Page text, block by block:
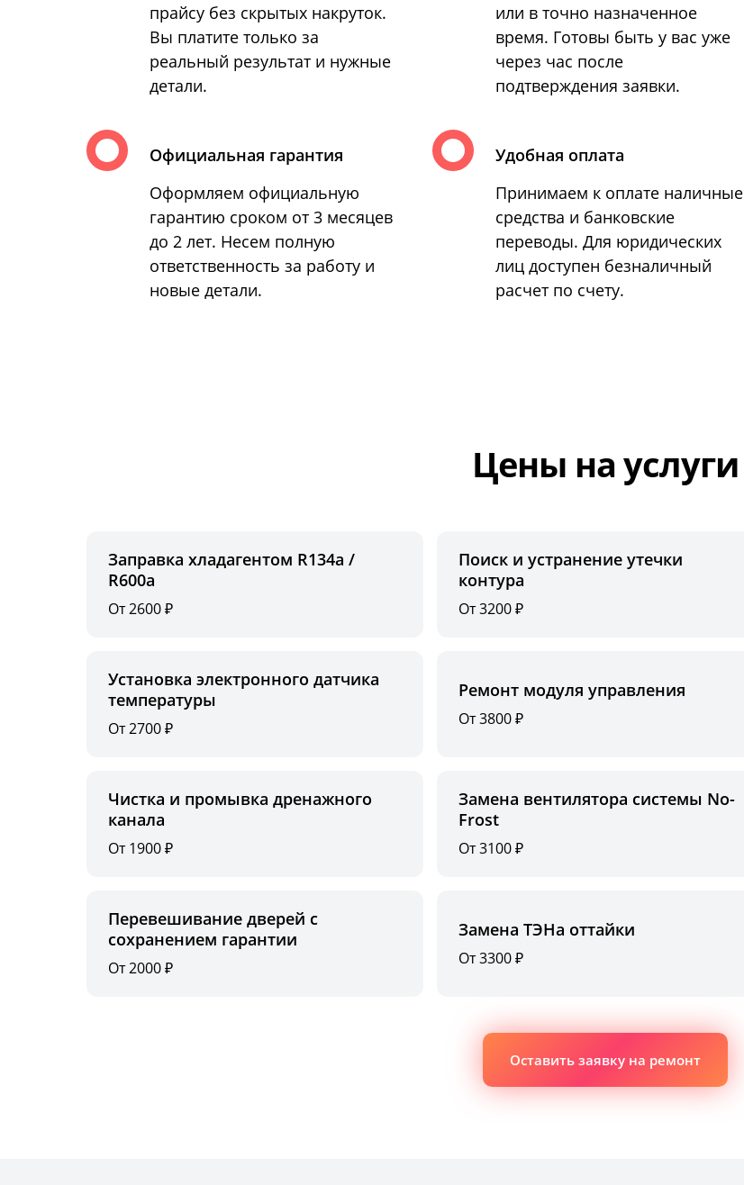
прайсу без скрытых накруток.
Вы платите только за
реальный результат и нужные
детали.
или в точно назначенное
время. Готовы быть у вас уже
через час после
подтверждения заявки.
Официальная гарантия
Оформляем официальную
гарантию сроком от 3 месяцев
до 2 лет. Несем полную
ответственность за работу и
новые детали.
Удобная оплата
Принимаем к оплате наличные
средства и банковские
переводы. Для юридических
лиц доступен безналичный
расчет по счету.
Цены на услуги
Заправка хладагентом R134a /
R600a
От 2600 ₽
Поиск и устранение утечки
контура
От 3200 ₽
Установка электронного датчика
температуры
От 2700 ₽
Ремонт модуля управления
От 3800 ₽
Чистка и промывка дренажного
канала
От 1900 ₽
Замена вентилятора системы No-
Frost
От 3100 ₽
Перевешивание дверей с
сохранением гарантии
От 2000 ₽
Замена ТЭНа оттайки
От 3300 ₽
Оставить заявку на ремонт